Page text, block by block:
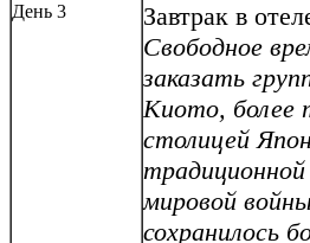
День 3
Завтрак в
Свободное
заказать
Киото, более
столицей
мировой
сохранилось